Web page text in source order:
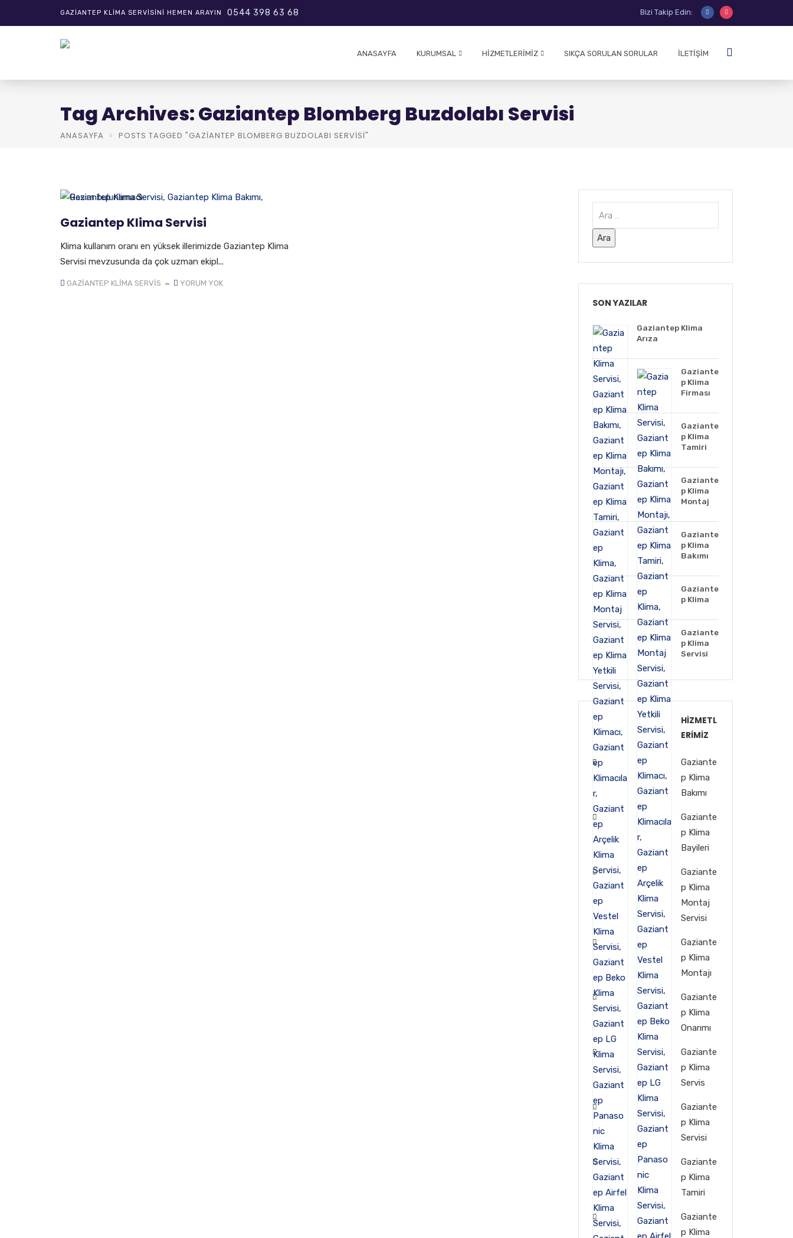
GAZIANTEP KLIMA SERVISINI HEMEN ARAYIN 0544 398 63 68 Bizi Takip Edin:
ANASAYFA KURUMSAL HIZMETLERIMIZ SIKÇA SORULAN SORULAR İLETIŞIM
Tag Archives: Gaziantep Blomberg Buzdolabı Servisi
ANASAYFA POSTS TAGGED "GAZIANTEP BLOMBERG BUZDOLABI SERVISI"
Gaziantep Klima Servisi
Klima kullanım oranı en yüksek illerimizde Gaziantep Klima
Servisi mevzusunda da çok uzman ekipl...
GAZIANTEP KLIMA SERVIS YORUM YOK
SON YAZILAR
Gaziantep Klima
Arıza
Gaziante
p Klima
Firması
Gaziante
p Klima
Tamiri
Gaziante
p Klima
Montaj
Gaziante
p Klima
Bakımı
Gaziante
p Klima
Gaziante
p Klima
Servisi
HIZMETL
ERIMIZ
Gaziante
p Klima
Bakımı
Gaziante
p Klima
Bayileri
Gaziante
p Klima
Montaj
Servisi
Gaziante
p Klima
Montajı
Gaziante
p Klima
Onarımı
Gaziante
p Klima
Servis
Gaziante
p Klima
Servisi
Gaziante
p Klima
Tamiri
Gaziante
p Klima